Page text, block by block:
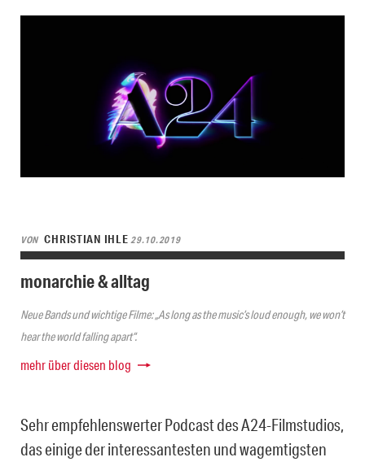
VON CHRISTIAN IHLE29.10.2019
monarchie & alltag
Neue Bands und wichtige Filme: „As long as the music’s loud enough, we won’t
hear the world falling apart“.
mehr über diesen blog
Sehr empfehlenswerter Podcast des A24-Filmstudios,
das einige der interessantesten und wagemtigsten